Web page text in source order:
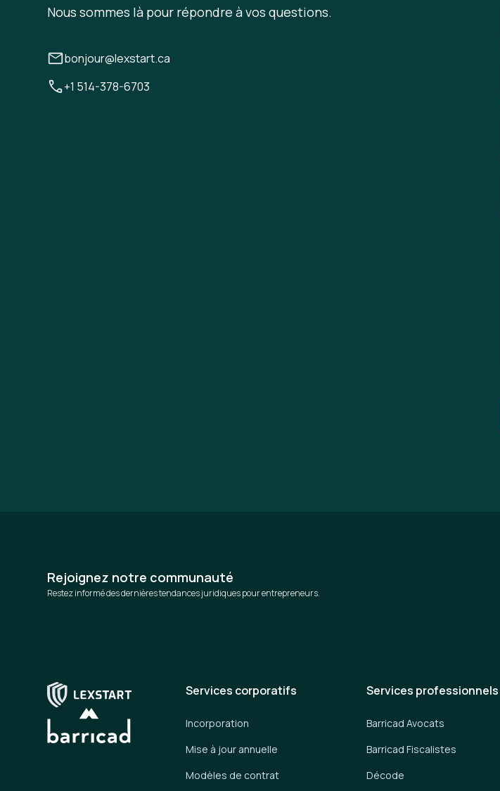
Nous sommes là pour répondre à vos questions.
bonjour@lexstart.ca
+1 514-378-6703
Rejoignez notre communauté
Restez informé des dernières tendances juridiques pour entrepreneurs.
Services corporatifs
Incorporation
Mise à jour annuelle
Modèles de contrat
Services professionnels
Barricad Avocats
Barricad Fiscalistes
Décode